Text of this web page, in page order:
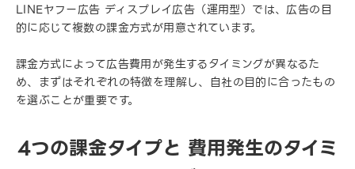
LINEヤフー広告 ディスプレイ広告（運用型）では、広告の目
的に応じて複数の課金方式が用意されています。
課金方式によって広告費用が発生するタイミングが異なるた
め、まずはそれぞれの特徴を理解し、自社の目的に合ったもの
を選ぶことが重要です。
4つの課金タイプと 費用発生のタイミ